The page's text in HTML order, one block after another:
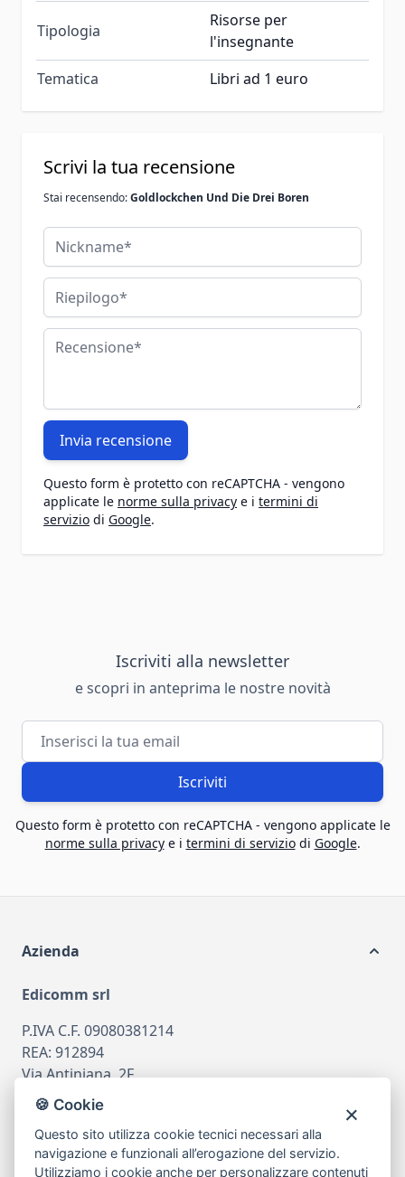
Tipologia
Risorse per
l'insegnante
Tematica
Libri ad 1 euro
Scrivi la tua recensione
Stai recensendo:Goldlockchen Und Die Drei Boren
Nickname
Riepilogo
Recensione
Invia recensione
Questo form è protetto con reCAPTCHA - vengono
applicate le norme sulla privacy e i termini di
servizio di Google.
Iscriviti alla newsletter
e scopri in anteprima le nostre novità
Indirizzo email
Iscriviti
Questo form è protetto con reCAPTCHA - vengono applicate le
norme sulla privacye i termini di serviziodi Google.
Azienda
Edicomm srl
P.IVA C.F. 09080381214
REA: 912894
Via Antiniana, 2F
80078 Pozzuoli
tel081.7515380
emailinfo@edicomm.it
🍪 Cookie
Questo sito utilizza cookie tecnici necessari alla
navigazione e funzionali all’erogazione del servizio.
Utilizziamo i cookie anche per personalizzare contenuti